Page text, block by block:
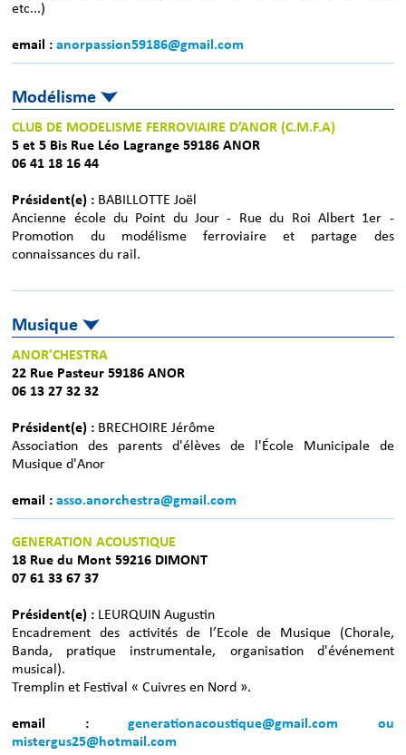
etc...)
email : anorpassion59186@gmail.com
Modélisme
CLUB DE MODELISME FERROVIAIRE D’ANOR (C.M.F.A)
5 et 5 Bis Rue Léo Lagrange 59186 ANOR
06 41 18 16 44
Président(e) : BABILLOTTE Joël
Ancienne école du Point du Jour - Rue du Roi Albert 1er -
Promotion du modélisme ferroviaire et partage des
connaissances du rail.
Musique
ANOR'CHESTRA
22 Rue Pasteur 59186 ANOR
06 13 27 32 32
Président(e) : BRECHOIRE Jérôme
Association des parents d'élèves de l'École Municipale de
Musique d'Anor
email : asso.anorchestra@gmail.com
GENERATION ACOUSTIQUE
18 Rue du Mont 59216 DIMONT
07 61 33 67 37
Président(e) : LEURQUIN Augustin
Encadrement des activités de l’Ecole de Musique (Chorale,
Banda, pratique instrumentale, organisation d'événement
musical).
Tremplin et Festival « Cuivres en Nord ».
email :
generationacoustique@gmail.com ou
mistergus25@hotmail.com